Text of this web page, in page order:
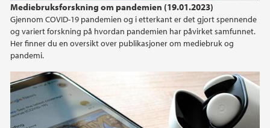
Mediebruksforskning om pandemien (19.01.2023)
Gjennom COVID-19 pandemien og i etterkant er det gjort spennende
og variert forskning på hvordan pandemien har påvirket samfunnet.
Her finner du en oversikt over publikasjoner om mediebruk og
pandemi.